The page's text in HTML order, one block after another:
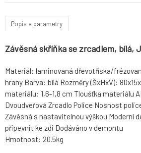
Popis a parametry
Závěsná skříňka se zrcadlem, bílá,
Materiál: laminovaná dřevotříska/
hrany Barva: bílá Rozměry (ŠxHxV):
materiálu: 1,6-1,8 cm Tloušťka materiálu
Dvoudveřová Zrcadlo Police Nosnost
Závěsná s nastavitelnou výškou Moderní
připevnit ke zdi Dodáváno v demontu
Hmotnost: 20.5kg